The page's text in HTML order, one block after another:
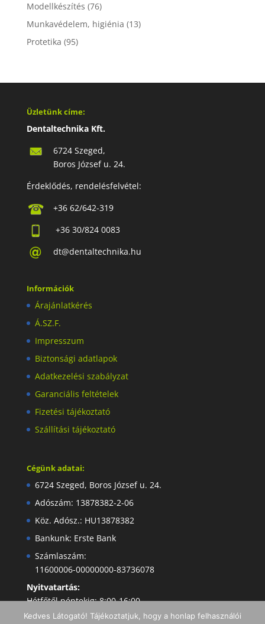
Modellkészítés (76)
Munkavédelem, higiénia (13)
Protetika (95)
Üzletünk címe:
Dentaltechnika Kft.
6724 Szeged,
Boros József u. 24.
Érdeklődés, rendelésfelvétel:
+36 62/642-319
+36 30/824 0083
dt@dentaltechnika.hu
Információk
Árajánlatkérés
Á.SZ.F.
Impresszum
Biztonsági adatlapok
Adatkezelési szabályzat
Garanciális feltételek
Fizetési tájékoztató
Szállítási tájékoztató
Cégünk adatai:
6724 Szeged, Boros József u. 24.
Adószám: 13878382-2-06
Köz. Adósz.: HU13878382
Bankunk: Erste Bank
Számlaszám:
11600006-00000000-83736078
Nyitvatartás:
Hétfőtől péntekig: 8:00-16:00
Kedves Látogató! Tájékoztatjuk, hogy a honlap felhasználói